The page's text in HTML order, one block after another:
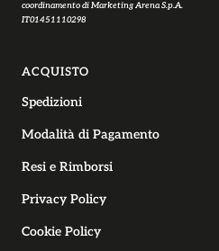
coordinamento di Marketing Arena S.p.A.
IT01451110298
ACQUISTO
Spedizioni
Modalità di Pagamento
Resi e Rimborsi
Privacy Policy
Cookie Policy